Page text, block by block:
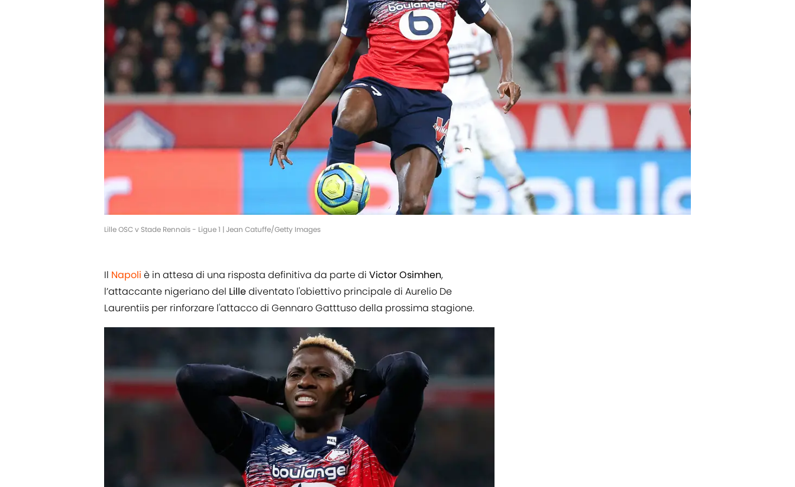
Lille OSC v Stade Rennais - Ligue 1 | Jean Catuffe/Getty Images
Il Napoli è in attesa di una risposta definitiva da parte di Victor Osimhen,
l’attaccante nigeriano del Lillediventato l'obiettivo principale di Aurelio De
Laurentiis per rinforzare l'attacco di Gennaro Gatttuso della prossima stagione.